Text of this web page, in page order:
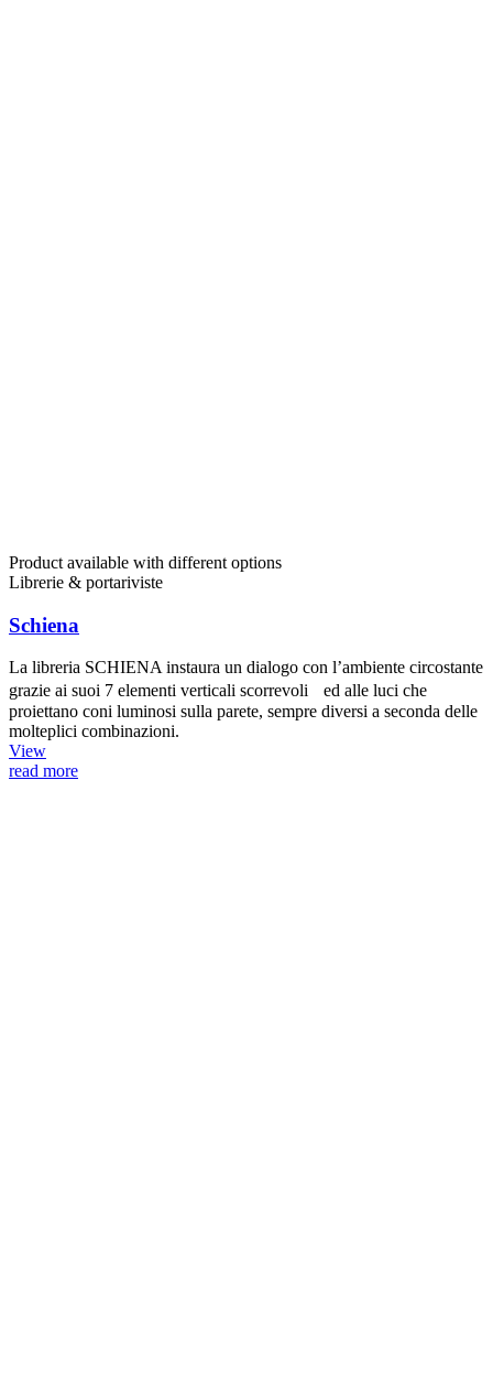
Product available with different options
Librerie & portariviste
Schiena
La libreria SCHIENA instaura un dialogo con l’ambiente circostante
grazie ai suoi 7 elementi verticali scorrevoli ed alle luci che
proiettano coni luminosi sulla parete, sempre diversi a seconda delle
molteplici combinazioni.
View
read more